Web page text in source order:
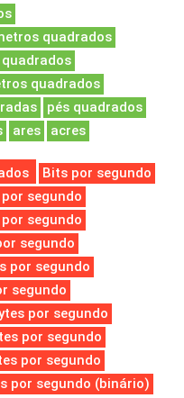
quadrados
quadrados
pés quadrados
ares acres
Bits por segundo
segundo
segundo
segundo
por segundo
segundo
por segundo
por segundo
por segundo
por segundo (binário)